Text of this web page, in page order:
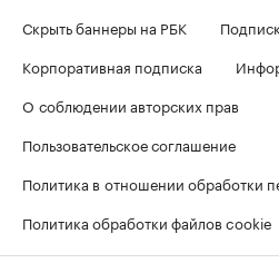
Скрыть баннеры на РБК
Корпоративная подписка
О соблюдении авторских прав
Пользовательское соглашение
Политика в отношении обработки
Политика обработки файлов cookie